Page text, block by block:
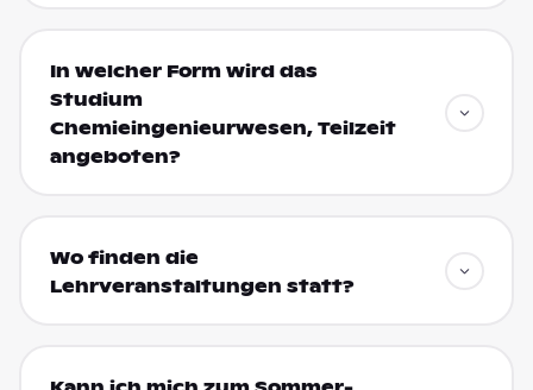
In welcher Form wird das
Studium
Chemieingenieurwesen, Teilzeit
angeboten?
Wo finden die
Lehrveranstaltungen statt?